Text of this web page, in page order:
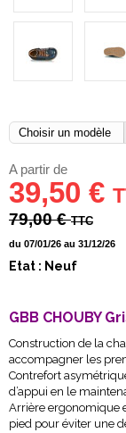
A partir de
39,50 €
79,00 €TTC
du 07/01/26 au 31/12/26
Etat : Neuf
GBB CHOUBY
Construction de la
accompagner les
Contrefort
d’appui en le
Arrière ergonomique
pied pour éviter une